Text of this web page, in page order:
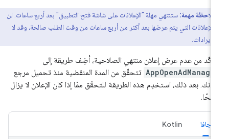
ملاحظة مهمة:ستنتهي مهلة "الإعلانات على شاشة فتح التطبيق" بعد أربع ساعات. لن
التي يتم عرضها بعد أكثر من أربع ساعات من وقت الطلب صالحة، وقد لا
إيرادات.
من عدم عرض إعلان منتهي الصلاحية، أضِف طريقة إلى
تتحقّق من المدة المنقضية منذ تحميل مرجع
بعد ذلك، استخدِم هذه الطريقة للتحقّق ممّا إذا كان الإعلان لا يزال
Kotlin